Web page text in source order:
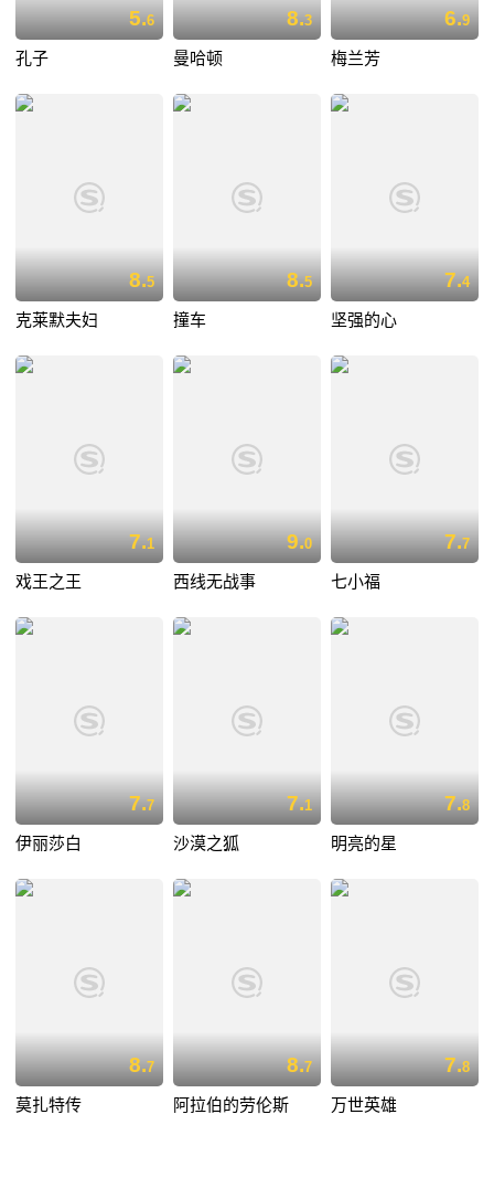
5.6
孔子
8.3
曼哈顿
6.9
梅兰芳
8.5
克莱默夫妇
8.5
撞车
7.4
坚强的心
7.1
戏王之王
9.0
西线无战事
7.7
七小福
7.7
伊丽莎白
7.1
沙漠之狐
7.8
明亮的星
8.7
莫扎特传
8.7
阿拉伯的劳伦斯
7.8
万世英雄